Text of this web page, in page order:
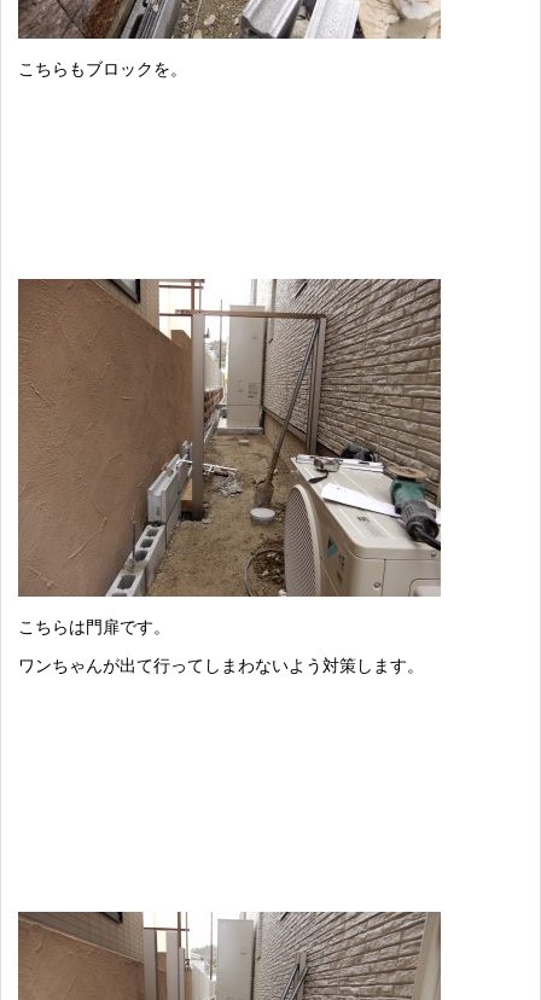
こちらもブロックを。
こちらは門扉です。
ワンちゃんが出て行ってしまわないよう対策します。